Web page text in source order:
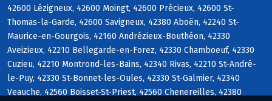
42600 Lézigneux, 42600 Moingt, 42600 Précieux, 42600 St-
Thomas-la-Garde, 42600 Savigneux, 42380 Aboën, 42240 St-
Maurice-en-Gourgois, 42160 Andrézieux-Bouthéon, 42330
Aveizieux, 42210 Bellegarde-en-Forez, 42330 Chamboeuf, 42330
Cuzieu, 42210 Montrond-les-Bains, 42340 Rivas, 42210 St-André-
le-Puy, 42330 St-Bonnet-les-Oules, 42330 St-Galmier, 42340
Veauche, 42560 Boisset-St-Priest, 42560 Chenereilles, 42380